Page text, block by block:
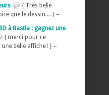
{ Très belle
que le dessin.... } –
à Bastia : gagnez une
{ merci pour ce
belle affiche ! } –